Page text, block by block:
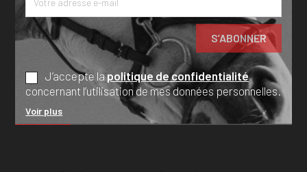
J’accepte lapolitique de confidentialité
concernant l’utilisation de mes données personnelles.
Voir plus